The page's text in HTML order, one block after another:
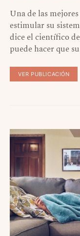
Una de las
estimular su
dice el científico
puede hacer que
VER PUBLICACIÓN